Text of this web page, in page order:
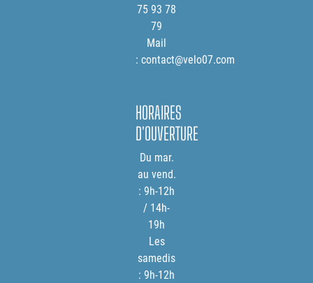
75 93 78
79
Mail
: contact@velo07.com
HORAIRES
D'OUVERTURE
Du mar.
au vend.
: 9h-12h
/ 14h-
19h
Les
samedis
: 9h-12h